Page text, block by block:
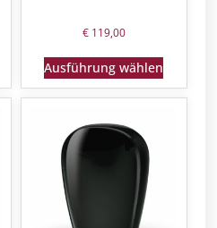
€119,00
Ausführung wählen